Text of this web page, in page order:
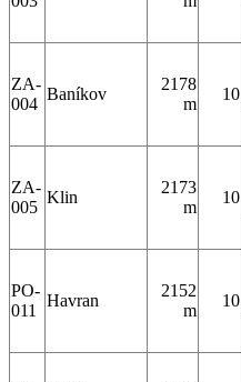
ZA-
004
Baníkov
2178
m
10
ZA-
005
Klin
2173
m
10
PO-
011
Havran
2152
m
10